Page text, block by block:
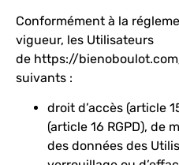
Conformément à la
vigueur, les Utilisateurs
de https://
suivants :
droit d’accès (article
(article 16 RGPD), de
des données des